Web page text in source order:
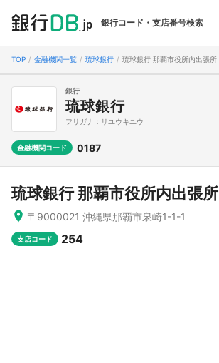
銀行コード・支店番号検索
TOP 金融機関一覧 琉球銀行 琉球銀行 那覇市役所内出張所
銀行
琉球銀行
フリガナ：リユウキユウ
金融機関コード 0187
琉球銀行 那覇市役所内出張所
〒9000021 沖縄県那覇市泉崎1-1-1
支店コード 254